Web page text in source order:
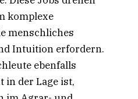
komplexe
menschliches
Intuition erfordern.
ebenfalls
in der Lage ist,